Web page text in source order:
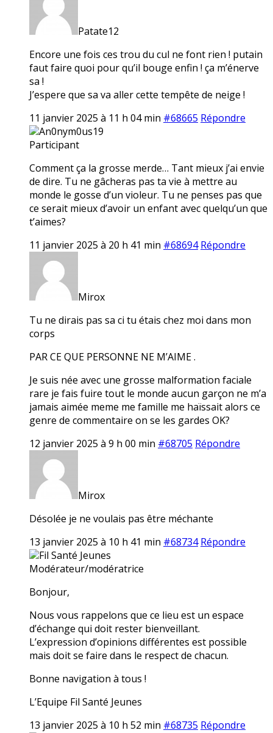
Patate12
Encore une fois ces trou du cul ne font rien ! putain
faut faire quoi pour qu’il bouge enfin ! ça m’énerve
sa !
J’espere que sa va aller cette tempête de neige !
11 janvier 2025 à 11 h 04 min #68665 Répondre
An0nym0us19
Participant
Comment ça la grosse merde… Tant mieux j’ai envie
de dire. Tu ne gâcheras pas ta vie à mettre au
monde le gosse d’un violeur. Tu ne penses pas que
ce serait mieux d’avoir un enfant avec quelqu’un que
t’aimes?
11 janvier 2025 à 20 h 41 min #68694 Répondre
Mirox
Tu ne dirais pas sa ci tu étais chez moi dans mon
corps
PAR CE QUE PERSONNE NE M’AIME .
Je suis née avec une grosse malformation faciale
rare je fais fuire tout le monde aucun garçon ne m’a
jamais aimée meme me famille me haïssait alors ce
genre de commentaire on se les gardes OK?
12 janvier 2025 à 9 h 00 min #68705 Répondre
Mirox
Désolée je ne voulais pas être méchante
13 janvier 2025 à 10 h 41 min #68734 Répondre
Fil Santé Jeunes
Modérateur/modératrice
Bonjour,
Nous vous rappelons que ce lieu est un espace
d’échange qui doit rester bienveillant.
L’expression d’opinions différentes est possible
mais doit se faire dans le respect de chacun.
Bonne navigation à tous !
L’Equipe Fil Santé Jeunes
13 janvier 2025 à 10 h 52 min #68735 Répondre